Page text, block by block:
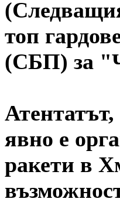
топ
(СБП) за
явно е
ракети в